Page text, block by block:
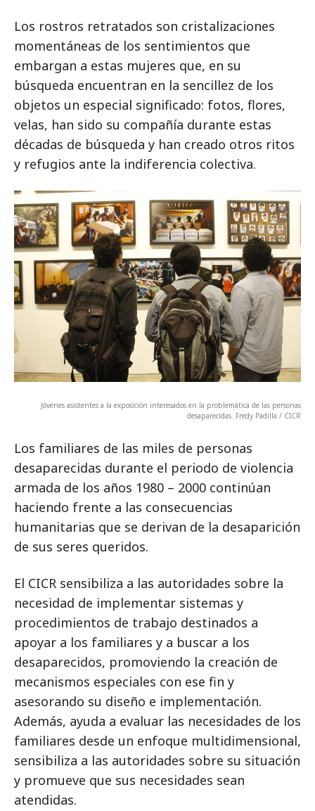
Los rostros retratados son cristalizaciones
momentáneas de los sentimientos que
embargan a estas mujeres que, en su
búsqueda encuentran en la sencillez de los
objetos un especial significado: fotos, flores,
velas, han sido su compañía durante estas
décadas de búsqueda y han creado otros ritos
y refugios ante la indiferencia colectiva.
Jóvenes asistentes a la exposición interesados en la problemática de las personas
desaparecidas. Fredy Padilla / CICR
Los familiares de las miles de personas
desaparecidas durante el periodo de violencia
armada de los años 1980 – 2000 continúan
haciendo frente a las consecuencias
humanitarias que se derivan de la desaparición
de sus seres queridos.
El CICR sensibiliza a las autoridades sobre la
necesidad de implementar sistemas y
procedimientos de trabajo destinados a
apoyar a los familiares y a buscar a los
desaparecidos, promoviendo la creación de
mecanismos especiales con ese fin y
asesorando su diseño e implementación.
Además, ayuda a evaluar las necesidades de los
familiares desde un enfoque multidimensional,
sensibiliza a las autoridades sobre su situación
y promueve que sus necesidades sean
atendidas.